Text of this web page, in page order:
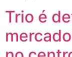
Trio é